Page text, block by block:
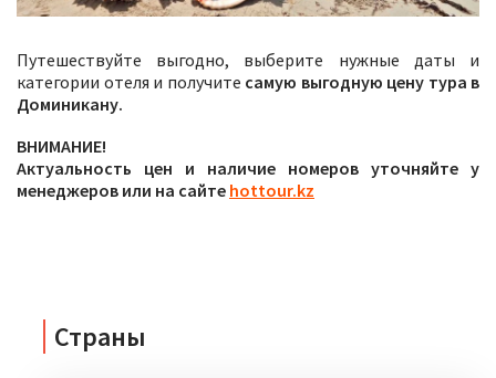
Путешествуйте выгодно, выберите нужные даты и
категории отеля и получите самую выгодную цену тура в
Доминикану.
ВНИМАНИЕ!
Актуальность цен и наличие номеров уточняйте у
менеджеров или на сайте hottour.kz
Страны